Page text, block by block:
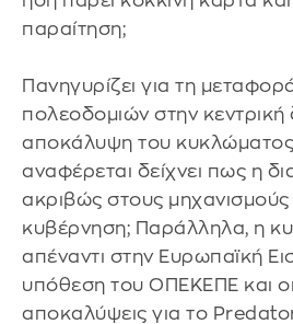
παραίτηση;
Πανηγυρίζει για τη
πολεοδομιών στην κεντρική
αποκάλυψη του
αναφέρεται δείχνει πως η
ακριβώς στους μηχανισμούς
κυβέρνηση; Παράλληλα, η
απέναντι στην Ευρωπαϊκή
υπόθεση του ΟΠΕΚΕΠΕ και
αποκαλύψεις για το